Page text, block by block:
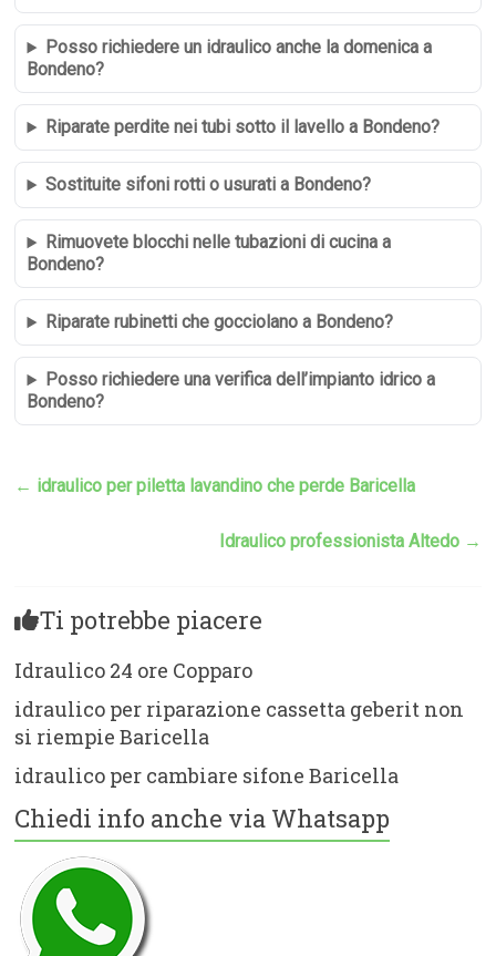
Posso richiedere un idraulico anche la domenica a
Bondeno?
Riparate perdite nei tubi sotto il lavello a Bondeno?
Sostituite sifoni rotti o usurati a Bondeno?
Rimuovete blocchi nelle tubazioni di cucina a
Bondeno?
Riparate rubinetti che gocciolano a Bondeno?
Posso richiedere una verifica dell’impianto idrico a
Bondeno?
← idraulico per piletta lavandino che perde Baricella
Idraulico professionista Altedo →
Ti potrebbe piacere
Idraulico 24 ore Copparo
idraulico per riparazione cassetta geberit non
si riempie Baricella
idraulico per cambiare sifone Baricella
Chiedi info anche via Whatsapp